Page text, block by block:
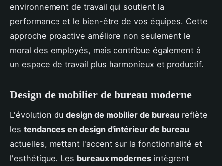
environnement de travail qui soutient la
performance et le bien-être de vos équipes. Cette
approche proactive améliore non seulement le
moral des employés, mais contribue également à
un espace de travail plus harmonieux et productif.
Design de mobilier de bureau moderne
L'évolution du design de mobilier de bureau reflète
les tendances en design d'intérieur de bureau
actuelles, mettant l'accent sur la fonctionnalité et
l'esthétique. Les bureaux modernes intègrent